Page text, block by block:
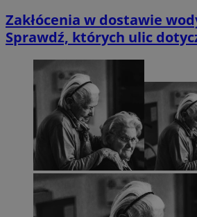
Zakłócenia w dostawie
Sprawdź, których ulic